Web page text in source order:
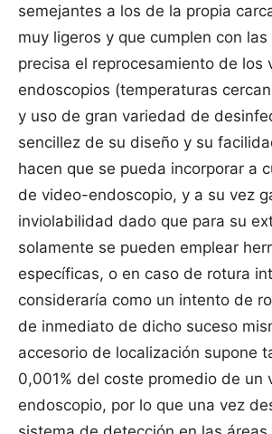
semejantes a los de la propia
muy ligeros y que cumplen con
precisa el reprocesamiento de los
endoscopios (temperaturas
y uso de gran variedad de
sencillez de su diseño y su
hacen que se pueda incorporar a
de video-endoscopio, y a su vez
inviolabilidad dado que para su
solamente se pueden emplear
específicas, o en caso de rotura
consideraría como un intento de
de inmediato de dicho suceso
accesorio de localización supone
0,001% del coste promedio de un
endoscopio, por lo que una vez